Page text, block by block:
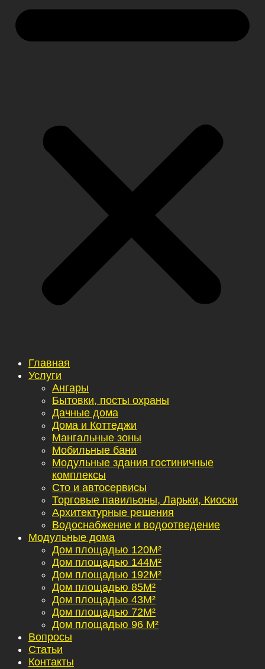
Главная
Услуги
Ангары
Бытовки, посты охраны
Дачные дома
Дома и Коттеджи
Мангальные зоны
Мобильные бани
Модульные здания гостиничные
комплексы
Сто и автосервисы
Торговые павильоны, Ларьки, Киоски
Архитектурные решения
Водоснабжение и водоотведение
Модульные дома
Дом площадью 120М²
Дом площадью 144М²
Дом площадью 192М²
Дом площадью 85М²
Дом площадью 43М²
Дом площадью 72М²
Дом площадью 96 М²
Вопросы
Статьи
Контакты